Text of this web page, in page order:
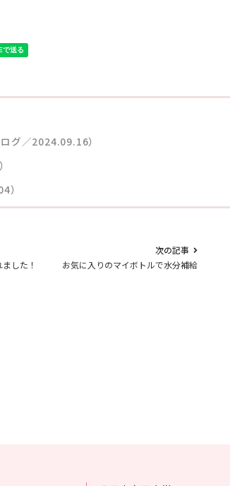
ログ／2024.09.16）
）
した！
次の記事
お気に入りのマイボトルで水分補給